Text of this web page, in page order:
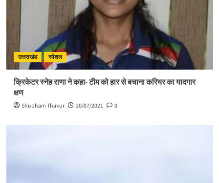
उत्तराखंड स्पेशल
क्रिकेटर स्नेह राणा ने कहा- टीम को हार से बचाना करियर का यादगार
क्षण
Shubham Thakur 20/07/2021 0